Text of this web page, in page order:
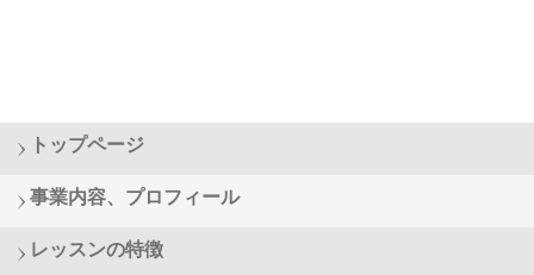
トップページ
事業内容、プロフィール
レッスンの特徴